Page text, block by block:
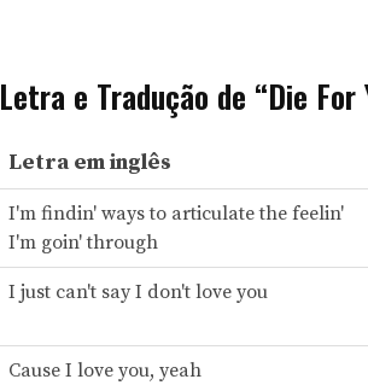
Letra e Tradução de “Die For
Letra em inglês
I'm findin' ways to articulate the feelin'
I'm goin' through
I just can't say I don't love you
Cause I love you, yeah